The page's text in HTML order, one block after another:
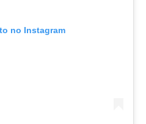
no Instagram